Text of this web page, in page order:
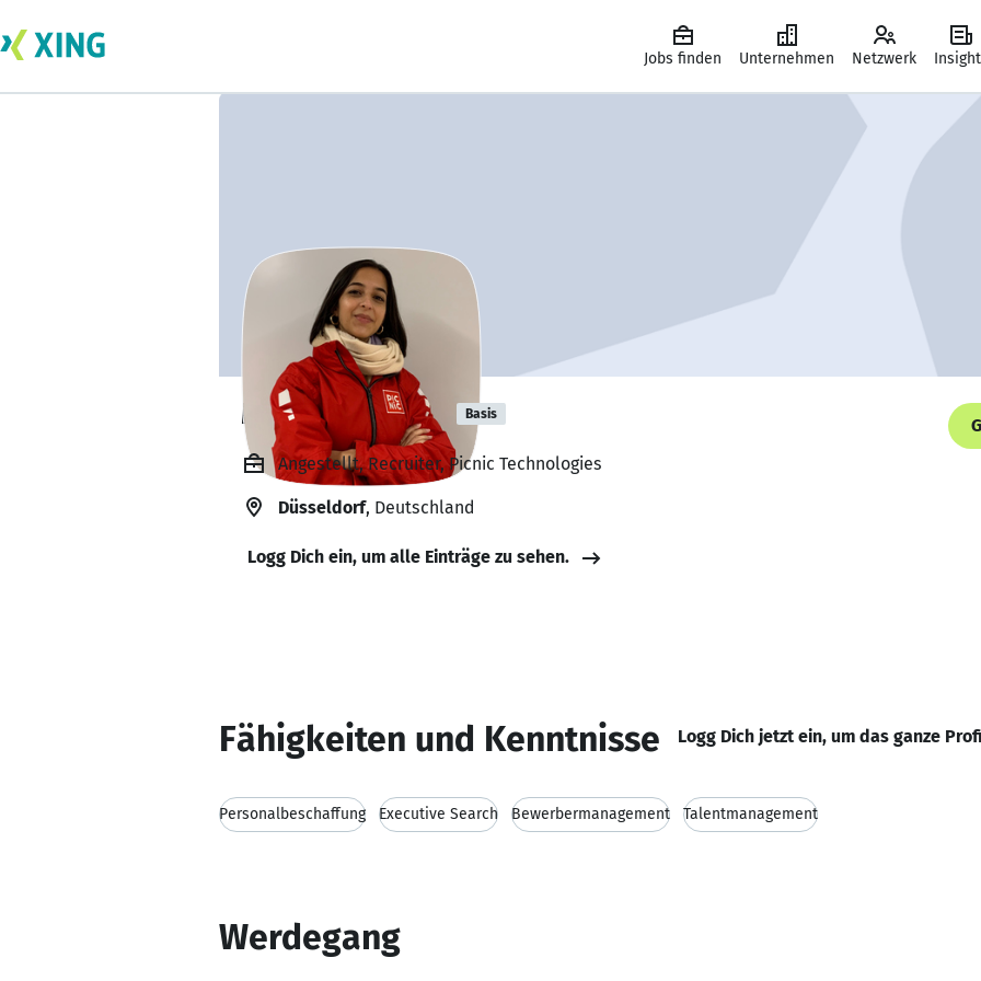
Jobs finden Unternehmen Netzwerk
Maya Budhdeo Basis
Angestellt, Recruiter, Picnic Technologies
Düsseldorf, Deutschland
Logg Dich ein, um alle Einträge zu sehen.
Fähigkeiten und Kenntnisse Logg Dich jetzt ein, um das ganze
Personalbeschaffung Executive Search Bewerbermanagement Talentmanagement
Werdegang